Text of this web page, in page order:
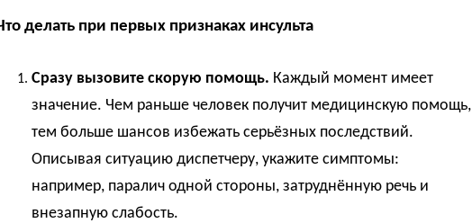
делать при первых признаках инсульта
Сразу вызовите скорую помощь. Каждый момент имеет
значение. Чем раньше человек получит медицинскую помощь,
тем больше шансов избежать серьёзных последствий.
Описывая ситуацию диспетчеру, укажите симптомы:
например, паралич одной стороны, затруднённую речь и
внезапную слабость.